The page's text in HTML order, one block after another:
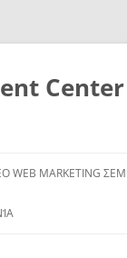
Center
WEB MARKETING